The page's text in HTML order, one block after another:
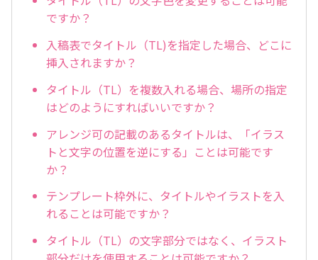
ですか？
入稿表でタイトル（TL)を指定した場合、どこに
挿入されますか？
タイトル（TL）を複数入れる場合、場所の指定
はどのようにすればいいですか？
アレンジ可の記載のあるタイトルは、「イラス
トと文字の位置を逆にする」ことは可能です
か？
テンプレート枠外に、タイトルやイラストを入
れることは可能ですか？
タイトル（TL）の文字部分ではなく、イラスト